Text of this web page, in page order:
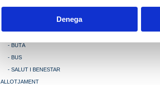
Denega
- APARCAMENTS
- DRASSANES
- BUTÀ
- BUS
- SALUT I BENESTAR
ALLOTJAMENT